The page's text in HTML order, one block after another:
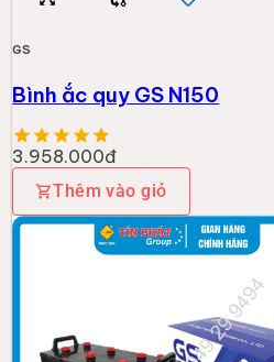
GS
Bình ắc quy GS N150
3.958.000đ
Thêm vào giỏ